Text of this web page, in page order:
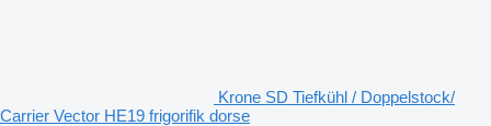
Krone SD Tiefkühl / Doppelstock/
Carrier Vector HE19 frigorifik dorse